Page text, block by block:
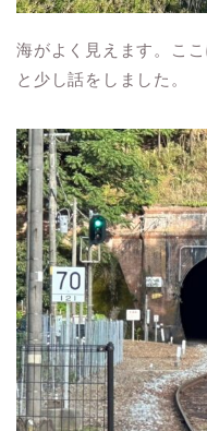
海がよく見えます。こ
と少し話をしました。